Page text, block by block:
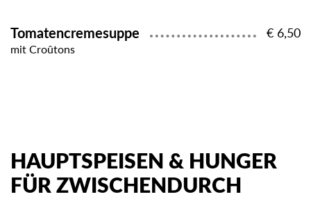
Tomatencremesuppe € 6,50
mit Croûtons
HAUPTSPEISEN & HUNGER
FÜR ZWISCHENDURCH